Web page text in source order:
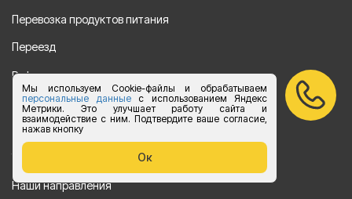
Мы используем Cookie-файлы и обрабатываем
персональные данныес использованием Яндекс
Метрики. Это улучшает работу сайта и
взаимодействие с ним. Подтвердите ваше согласие,
нажав кнопку
Ок
Перевозка продуктов питания
Переезд
Рефрежераторные перевозки
Перевозки автотехники
Перевозка алкогольной продукции
Наши направления